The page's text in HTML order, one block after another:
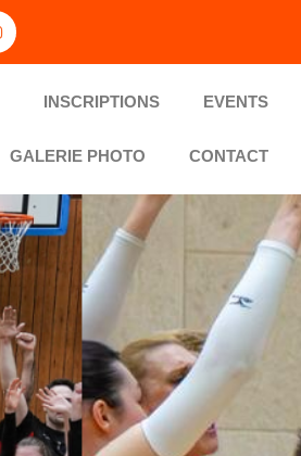
INSCRIPTIONS EVENTS
GALERIE PHOTO CONTACT